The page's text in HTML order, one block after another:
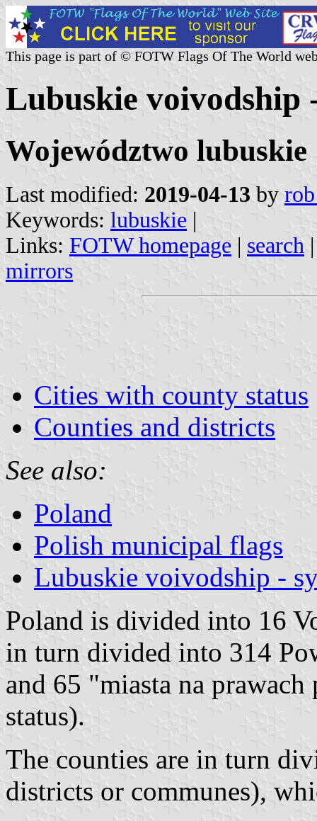
This page is part of © FOTW Flags Of The World
Lubuskie voivodship
Województwo lubuskie
Last modified: 2019-04-13 by
Keywords: lubuskie |
Links: FOTW homepage | search
mirrors
Cities with county status
Counties and districts
See also:
Poland
Polish municipal flags
Lubuskie voivodship -
Poland is divided into 16
in turn divided into 314
and 65 "miasta na
status).
The counties are in turn
districts or communes),